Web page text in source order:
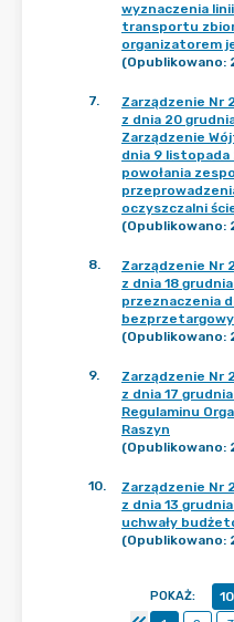
wyznaczenia
transportu
organizatorem
(Opublikowano:
7.
Zarządzenie Nr
z dnia 20
Zarządzenie
dnia 9 listopada
powołania
oczyszczalni
(Opublikowano:
8.
Zarządzenie Nr
z dnia 18
przeznaczenia
(Opublikowano:
9.
Zarządzenie Nr
z dnia 17
Regulaminu
Raszyn
(Opublikowano:
10.
Zarządzenie Nr
z dnia 13
uchwały
(Opublikowano:
POKAŻ: 10